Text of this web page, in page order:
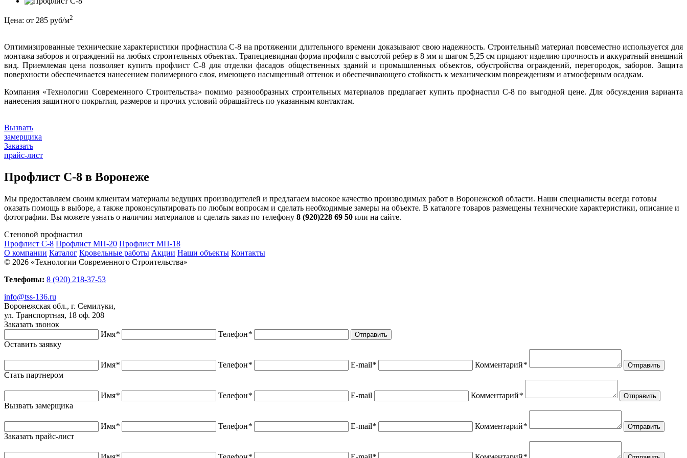
Цена: от 285 руб/м2
Оптимизированные технические характеристики профнастила С-8 на протяжении длительного времени доказывают свою надежность. Строительный материал повсеместно используется для
монтажа заборов и ограждений на любых строительных объектах. Трапециевидная форма профиля с высотой ребер в 8 мм и шагом 5,25 см придают изделию прочность и аккуратный внешний
вид. Приемлемая цена позволяет купить профлист С-8 для отделки фасадов общественных зданий и промышленных объектов, обустройства ограждений, перегородок, заборов. Защита
поверхности обеспечивается нанесением полимерного слоя, имеющего насыщенный оттенок и обеспечивающего стойкость к механическим повреждениям и атмосферным осадкам.
Компания «Технологии Современного Строительства» помимо разнообразных строительных материалов предлагает купить профнастил С-8 по выгодной цене. Для обсуждения варианта
нанесения защитного покрытия, размеров и прочих условий обращайтесь по указанным контактам.
Вызвать
замерщика
Заказать
прайс-лист
Профлист С-8 в Воронеже
Мы предоставляем своим клиентам материалы ведущих производителей и предлагаем высокое качество производимых работ в Воронежской области. Наши специалисты всегда готовы
оказать помощь в выборе, а также проконсультировать по любым вопросам и сделать необходимые замеры на объекте. В каталоге товаров размещены технические характеристики, описание и
фотографии. Вы можете узнать о наличии материалов и сделать заказ по телефону 8 (920)228 69 50 или на сайте.
Стеновой профнастил
Профлист С-8 Профлист МП-20 Профлист МП-18
О компании Каталог Кровельные работы Акции Наши объекты Контакты
© 2026 «Технологии Современного Строительства»
Телефоны: 8 (920) 218-37-53
info@tss-136.ru
Воронежская обл., г. Семилуки,
ул. Транспортная, 18 оф. 208
Заказать звонок
Имя* Телефон* Отправить
Оставить заявку
Имя* Телефон* E-mail* Комментарий* Отправить
Стать партнером
Имя* Телефон* E-mail Комментарий* Отправить
Вызвать замерщика
Имя* Телефон* E-mail* Комментарий* Отправить
Заказать прайс-лист